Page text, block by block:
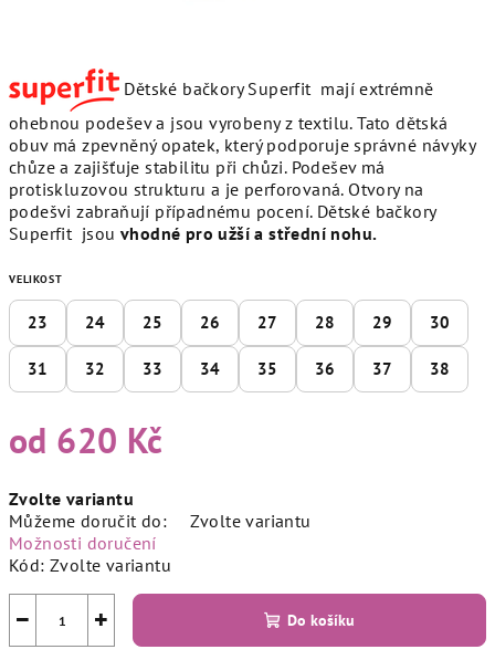
Dětské bačkory Superfit mají extrémně
ohebnou podešev a jsou vyrobeny z textilu. Tato dětská
obuv má zpevněný opatek, který podporuje správné návyky
chůze a zajišťuje stabilitu při chůzi. Podešev má
protiskluzovou strukturu a je perforovaná. Otvory na
podešvi zabraňují případnému pocení. Dětské bačkory
Superfit jsouvhodné pro užší a střední nohu.
VELIKOST
23 24 25 26 27 28 29 30
31 32 33 34 35 36 37 38
od 620 Kč
cena:
Zvolte variantu
Můžeme doručit do:
Zvolte variantu
Možnosti doručení
Kód: Zvolte variantu
+
− Do košíku